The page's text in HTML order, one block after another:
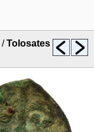
/Tolosates